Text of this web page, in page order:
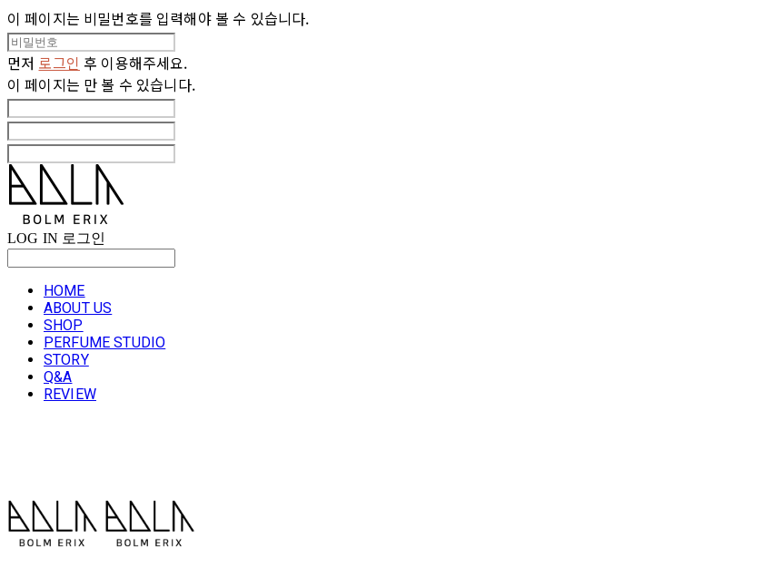
이 페이지는 비밀번호를 입력해야 볼 수 있습니다.
먼저 로그인 후 이용해주세요.
이 페이지는 만 볼 수 있습니다.
LOG IN 로그인
HOME
ABOUT US
SHOP
PERFUME STUDIO
STORY
Q&A
REVIEW